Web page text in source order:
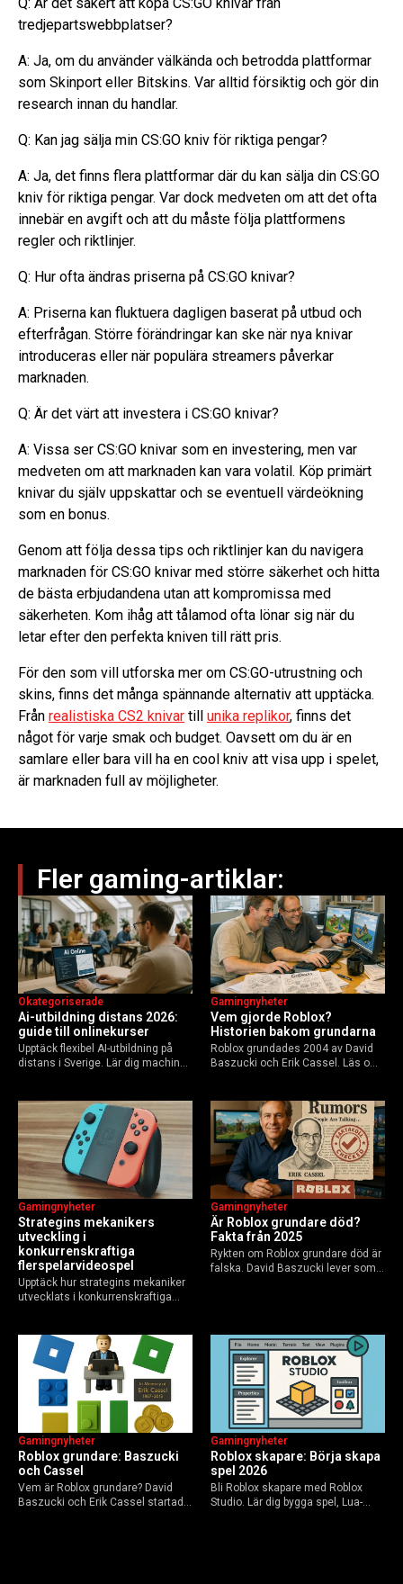
tredjepartswebbplatser?
A: Ja, om du använder välkända och betrodda plattformar
som Skinport eller Bitskins. Var alltid försiktig och gör din
research innan du handlar.
Q: Kan jag sälja min CS:GO kniv för riktiga pengar?
A: Ja, det finns flera plattformar där du kan sälja din CS:GO
kniv för riktiga pengar. Var dock medveten om att det ofta
innebär en avgift och att du måste följa plattformens
regler och riktlinjer.
Q: Hur ofta ändras priserna på CS:GO knivar?
A: Priserna kan fluktuera dagligen baserat på utbud och
efterfrågan. Större förändringar kan ske när nya knivar
introduceras eller när populära streamers påverkar
marknaden.
Q: Är det värt att investera i CS:GO knivar?
A: Vissa ser CS:GO knivar som en investering, men var
medveten om att marknaden kan vara volatil. Köp primärt
knivar du själv uppskattar och se eventuell värdeökning
som en bonus.
Genom att följa dessa tips och riktlinjer kan du navigera
marknaden för CS:GO knivar med större säkerhet och hitta
de bästa erbjudandena utan att kompromissa med
säkerheten. Kom ihåg att tålamod ofta lönar sig när du
letar efter den perfekta kniven till rätt pris.
För den som vill utforska mer om CS:GO-utrustning och
skins, finns det många spännande alternativ att upptäcka.
Från realistiska CS2 knivar till unika replikor, finns det
något för varje smak och budget. Oavsett om du är en
samlare eller bara vill ha en cool kniv att visa upp i spelet,
är marknaden full av möjligheter.
Fler gaming-artiklar:
Ai-utbildning distans 2026:
guide till onlinekurser
Okategoriserade
Upptäck flexibel AI-utbildning på
distans i Sverige. Lär dig machine
Guide för nybörjare och
yrkesverksamma som vill bygga…
Vem gjorde Roblox?
Historien bakom grundarna
Gamingnyheter
Roblox grundades 2004 av David
Baszucki och Erik Cassel. Läs om
användare 2025, och vad som
händer inför 2026.
Strategins mekanikers
utveckling i
konkurrenskraftiga
flerspelarvideospel
Gamingnyheter
Upptäck hur strategins mekaniker
utvecklats i konkurrenskraftiga
AI-drivna innovationer.
Är Roblox grundare död?
Fakta från 2025
Gamingnyheter
Rykten om Roblox grundare död är
falska. David Baszucki lever som
Roblox grundare: Baszucki
och Cassel
Gamingnyheter
Vem är Roblox grundare? David
Baszucki och Erik Cassel startade
Roblox skapare: Börja skapa
spel 2026
Gamingnyheter
Bli Roblox skapare med Roblox
Studio. Lär dig bygga spel, Lua-